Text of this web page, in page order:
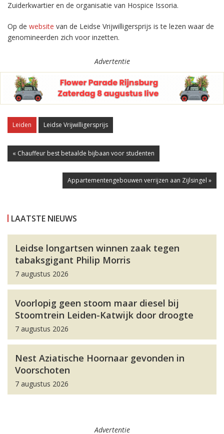
Zuiderkwartier en de organisatie van Hospice Issoria.
Op de website van de Leidse Vrijwilligersprijs is te lezen waar de
genomineerden zich voor inzetten.
Advertentie
Leiden Leidse Vrijwilligersprijs
« Chauffeur best betaalde bijbaan voor studenten
Appartementengebouwen verrijzen aan Zijlsingel »
LAATSTE NIEUWS
Leidse longartsen winnen zaak tegen
tabaksgigant Philip Morris
7 augustus 2026
Voorlopig geen stoom maar diesel bij
Stoomtrein Leiden-Katwijk door droogte
7 augustus 2026
Nest Aziatische Hoornaar gevonden in
Voorschoten
7 augustus 2026
Advertentie